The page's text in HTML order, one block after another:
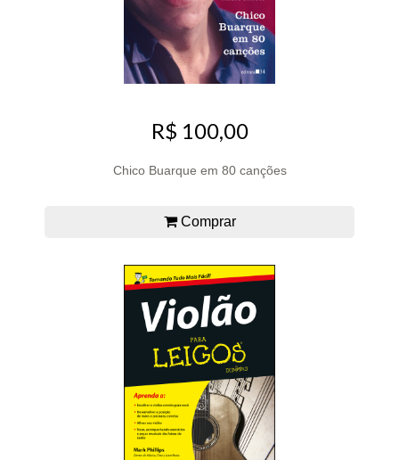
R$ 100,00
Chico Buarque em 80 canções
Comprar